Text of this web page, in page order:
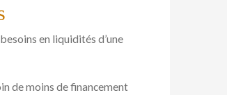
en liquidités d’une
de moins de financement